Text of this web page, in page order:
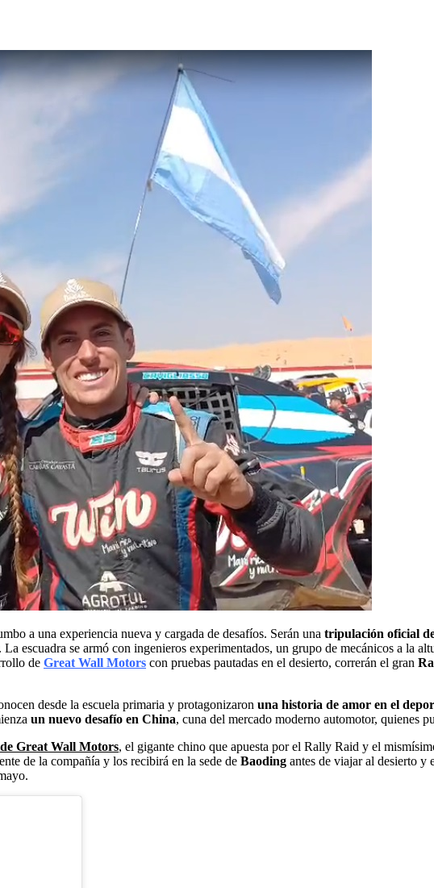
a una experiencia nueva y cargada de desafíos. Serán una tripulación oficial
. La escuadra se armó con ingenieros experimentados, un grupo de mecánicos a la
de Great Wall Motors con pruebas pautadas en el desierto, correrán el gran
desde la escuela primaria y protagonizaron una historia de amor en el
un nuevo desafío en China, cuna del mercado moderno automotor, quienes
Great Wall Motors, el gigante chino que apuesta por el Rally Raid y el
de la compañía y los recibirá en la sede de Baoding antes de viajar al desierto y